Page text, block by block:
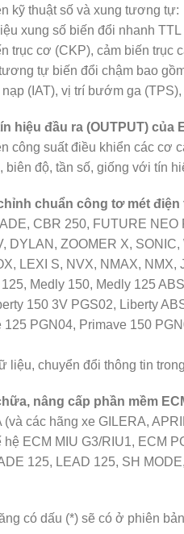
kỹ thuật số và xung tương tự:
xung số biến đổi nhanh
trục cơ (CKP), cảm biến
tự biến đổi chậm bao
(IAT), vị trí bướm ga
hiệu đầu ra (OUTPUT) của
công suất điều khiển các
biên độ, tần số, giống với tín
chuẩn công tơ mét
CBR 250, FUTURE NEO
DYLAN, ZOOMER X,
LEXI S, NVX, NMAX,
125, Medly 150, Medly 125
150 3V PGS02, Liberty
125 PGN04, Primave 150
liệu, chuyển đổi thông tin
nâng cấp phần mềm
(và các hãng xe GILERA,
ECM MIU G3/RIU1, ECM
125, LEAD 125, SH
có dấu (*) sẽ có ở phiên